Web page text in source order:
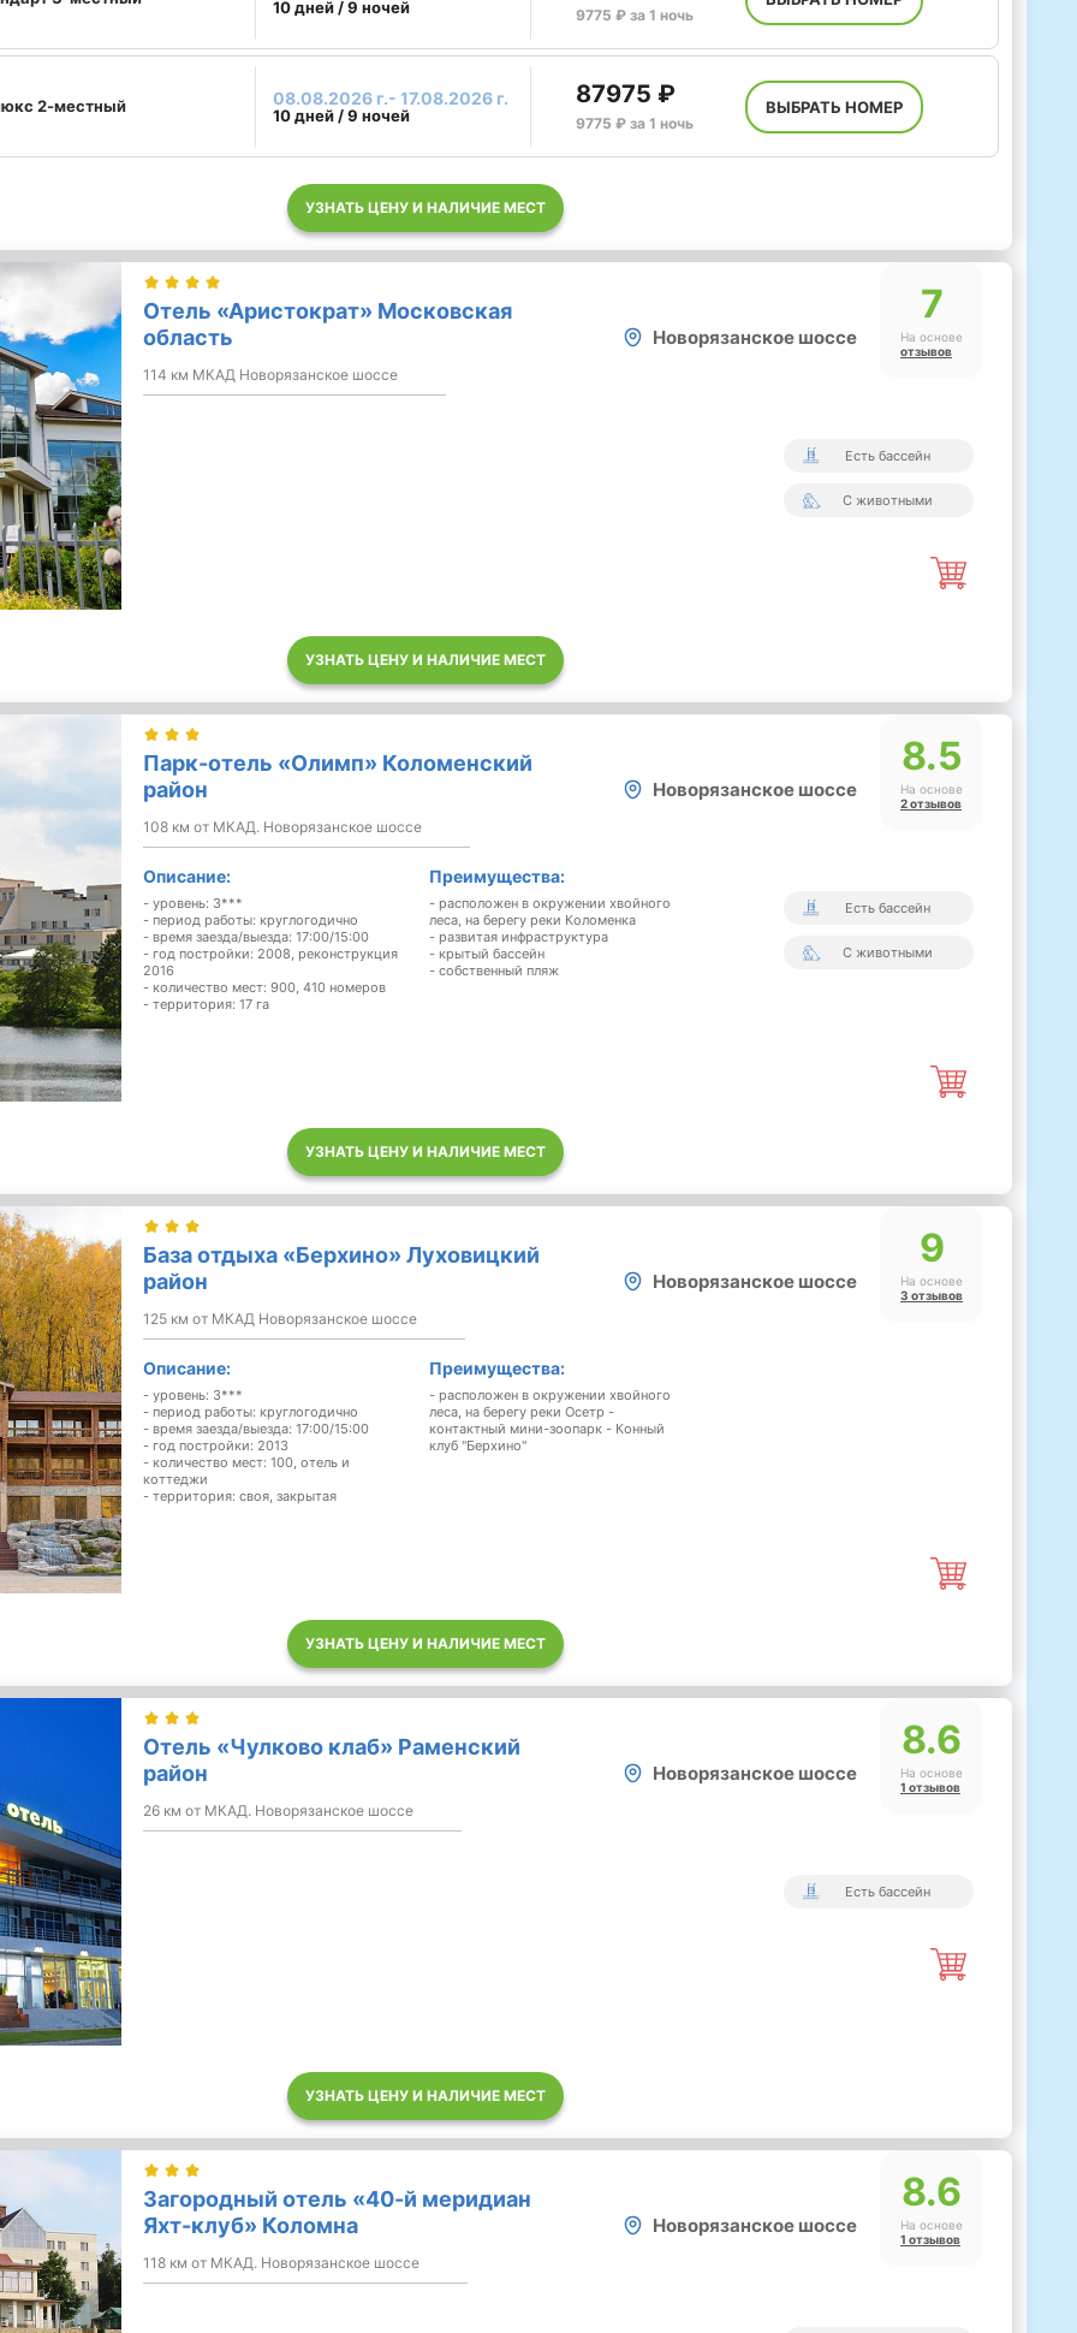
10 дней / 9 ночей 9775 ₽ за 1 ночь
2-местный 08.08.2026 г.- 17.08.2026 г.
10 дней / 9 ночей
87975 ₽
9775 ₽ за 1 ночь
ВЫБРАТЬ НОМЕР
УЗНАТЬ ЦЕНУ И НАЛИЧИЕ МЕСТ
Отель «Аристократ» Московская
область
Новорязанское шоссе
114 км МКАД Новорязанское шоссе
7
На основе
отзывов
Есть бассейн
С животными
УЗНАТЬ ЦЕНУ И НАЛИЧИЕ МЕСТ
Парк-отель «Олимп» Коломенский
район
Новорязанское шоссе
108 км от МКАД. Новорязанское шоссе
8.5
На основе
2 отзывов
Описание:
- уровень: 3***
- период работы: круглогодично
- время заезда/выезда: 17:00/15:00
- год постройки: 2008, реконструкция
2016
- количество мест: 900, 410 номеров
- территория: 17 га
Преимущества:
- расположен в окружении хвойного
леса, на берегу реки Коломенка
- развитая инфраструктура
- крытый бассейн
- собственный пляж
Есть бассейн
С животными
УЗНАТЬ ЦЕНУ И НАЛИЧИЕ МЕСТ
База отдыха «Берхино» Луховицкий
район
Новорязанское шоссе
125 км от МКАД Новорязанское шоссе
9
На основе
3 отзывов
Описание:
- уровень: 3***
- период работы: круглогодично
- время заезда/выезда: 17:00/15:00
- год постройки: 2013
- количество мест: 100, отель и
коттеджи
- территория: своя, закрытая
Преимущества:
- расположен в окружении хвойного
леса, на берегу реки Осетр -
контактный мини-зоопарк - Конный
клуб "Берхино"
УЗНАТЬ ЦЕНУ И НАЛИЧИЕ МЕСТ
Отель «Чулково клаб» Раменский
район
Новорязанское шоссе
26 км от МКАД. Новорязанское шоссе
8.6
На основе
1 отзывов
Есть бассейн
УЗНАТЬ ЦЕНУ И НАЛИЧИЕ МЕСТ
Загородный отель «40-й меридиан
Яхт-клуб» Коломна
Новорязанское шоссе
118 км от МКАД. Новорязанское шоссе
8.6
На основе
1 отзывов